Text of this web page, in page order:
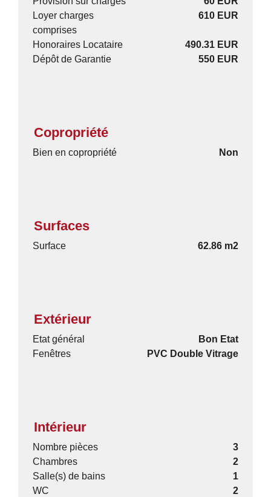
Loyer charges
comprises
610 EUR
Honoraires Locataire
490.31 EUR
Dépôt de Garantie
550 EUR
Copropriété
Bien en copropriété Non
Surfaces
Surface 62.86 m2
Extérieur
Etat général
Bon Etat
Fenêtres
PVC Double Vitrage
Intérieur
Nombre pièces
3
Chambres
2
Salle(s) de bains
1
WC
2